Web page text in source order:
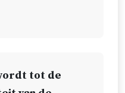
dat hij de kerk
zelf is het
tot de